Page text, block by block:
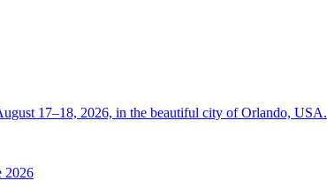
17–18, 2026, in the beautiful city of Orlando, USA.
2026